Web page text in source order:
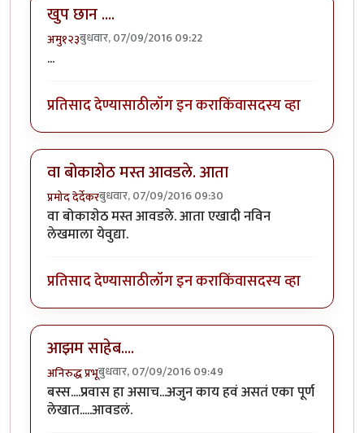
खुप छान ....
अमु१२३बुधवार, 07/09/2016 09:22
...
प्रतिसाद देण्यासाठीलॉग इन कराकिंवासदस्य व्हा
वा बोकाशेठ मस्त आवडले. आता
प्रमोद देर्देकरबुधवार, 07/09/2016 09:30
वा बोकाशेठ मस्त आवडले. आता एखादी नविन
लेखमाला येवुद्या.
प्रतिसाद देण्यासाठीलॉग इन कराकिंवासदस्य व्हा
आझम साहेब....
अनिरुद्ध प्रभूबुधवार, 07/09/2016 09:49
बस्स....प्रवास हा असाच...अजुन काय हवं असतं एका पूर्ण
लेखात.....आवडलं.